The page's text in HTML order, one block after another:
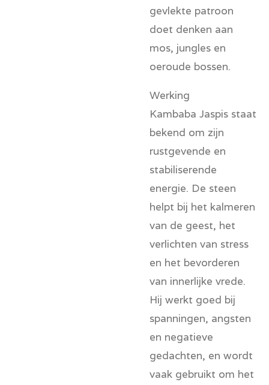
gevlekte patroon
doet denken aan
mos, jungles en
oeroude bossen.
Werking
Kambaba Jaspis staat
bekend om zijn
rustgevende en
stabiliserende
energie. De steen
helpt bij het kalmeren
van de geest, het
verlichten van stress
en het bevorderen
van innerlijke vrede.
Hij werkt goed bij
spanningen, angsten
en negatieve
gedachten, en wordt
vaak gebruikt om het